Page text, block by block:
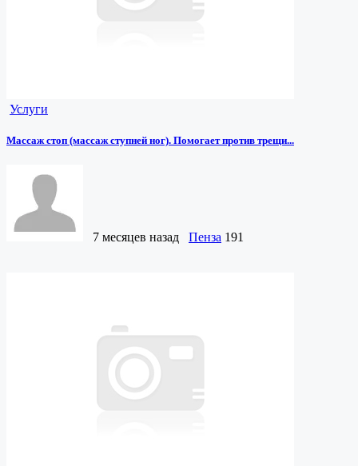
Услуги
Массаж стоп (массаж ступней ног). Помогает против трещи...
7 месяцев назад Пенза 191